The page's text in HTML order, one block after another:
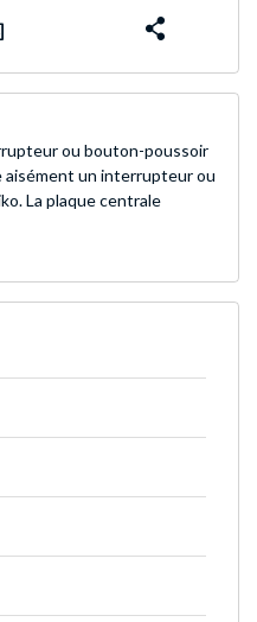
ou bouton-poussoir
un interrupteur ou
La plaque centrale